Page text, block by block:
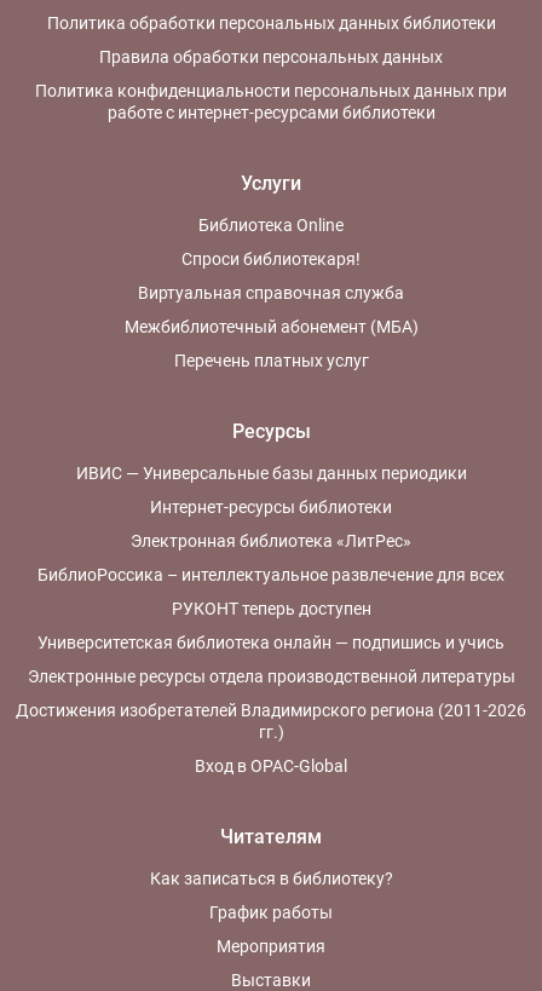
Политика обработки персональных данных библиотеки
Правила обработки персональных данных
Политика конфиденциальности персональных данных при
работе с интернет-ресурсами библиотеки
Услуги
Библиотека Online
Спроси библиотекаря!
Виртуальная справочная служба
Межбиблиотечный абонемент (МБА)
Перечень платных услуг
Ресурсы
ИВИС — Универсальные базы данных периодики
Интернет-ресурсы библиотеки
Электронная библиотека «ЛитРес»
БиблиоРоссика – интеллектуальное развлечение для всех
РУКОНТ теперь доступен
Университетская библиотека онлайн — подпишись и учись
Электронные ресурсы отдела производственной литературы
Достижения изобретателей Владимирского региона (2011-2026
гг.)
Вход в OPAC-Global
Читателям
Как записаться в библиотеку?
График работы
Мероприятия
Выставки